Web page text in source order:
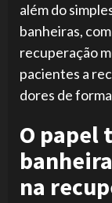
além do
banheiras,
recuperação
pacientes a
dores de
O papel
na